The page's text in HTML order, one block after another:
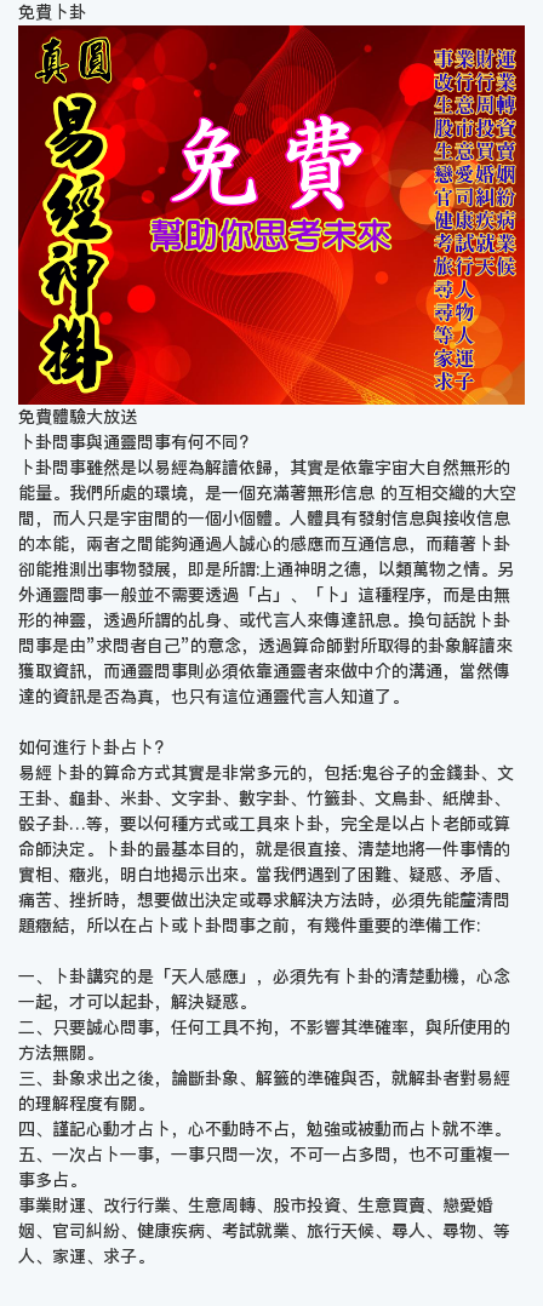
免費卜卦
免費體驗大放送
卜卦問事與通靈問事有何不同?
卜卦問事雖然是以易經為解讀依歸，其實是依靠宇宙大自然無形的
能量。我們所處的環境，是一個充滿著無形信息 的互相交織的大空
間，而人只是宇宙間的一個小個體。人體具有發射信息與接收信息
的本能，兩者之間能夠通過人誠心的感應而互通信息，而藉著卜卦
卻能推測出事物發展，即是所謂:上通神明之德，以類萬物之情。另
外通靈問事一般並不需要透過「占」、「卜」這種程序，而是由無
形的神靈，透過所謂的乩身、或代言人來傳達訊息。換句話說卜卦
問事是由”求問者自己”的意念，透過算命師對所取得的卦象解讀來
獲取資訊，而通靈問事則必須依靠通靈者來做中介的溝通，當然傳
達的資訊是否為真，也只有這位通靈代言人知道了。
如何進行卜卦占卜?
易經卜卦的算命方式其實是非常多元的，包括:鬼谷子的金錢卦、文
王卦、龜卦、米卦、文字卦、數字卦、竹籤卦、文鳥卦、紙牌卦、
骰子卦…等，要以何種方式或工具來卜卦，完全是以占卜老師或算
命師決定。卜卦的最基本目的，就是很直接、清楚地將一件事情的
實相、癥兆，明白地揭示出來。當我們遇到了困難、疑惑、矛盾、
痛苦、挫折時，想要做出決定或尋求解決方法時，必須先能釐清問
題癥結，所以在占卜或卜卦問事之前，有幾件重要的準備工作:
一、卜卦講究的是「天人感應」，必須先有卜卦的清楚動機，心念
一起，才可以起卦，解決疑惑。
二、只要誠心問事，任何工具不拘，不影響其準確率，與所使用的
方法無關。
三、卦象求出之後，論斷卦象、解籤的準確與否，就解卦者對易經
的理解程度有關。
四、謹記心動才占卜，心不動時不占，勉強或被動而占卜就不準。
五、一次占卜一事，一事只問一次，不可一占多問，也不可重複一
事多占。
事業財運、改行行業、生意周轉、股市投資、生意買賣、戀愛婚
姻、官司糾紛、健康疾病、考試就業、旅行天候、尋人、尋物、等
人、家運、求子。